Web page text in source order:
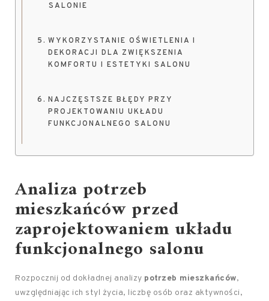
SALONIE
WYKORZYSTANIE OŚWIETLENIA I
DEKORACJI DLA ZWIĘKSZENIA
KOMFORTU I ESTETYKI SALONU
NAJCZĘSTSZE BŁĘDY PRZY
PROJEKTOWANIU UKŁADU
FUNKCJONALNEGO SALONU
Analiza potrzeb
mieszkańców przed
zaprojektowaniem układu
funkcjonalnego salonu
Rozpocznij od dokładnej analizy potrzeb mieszkańców,
uwzględniając ich styl życia, liczbę osób oraz aktywności,